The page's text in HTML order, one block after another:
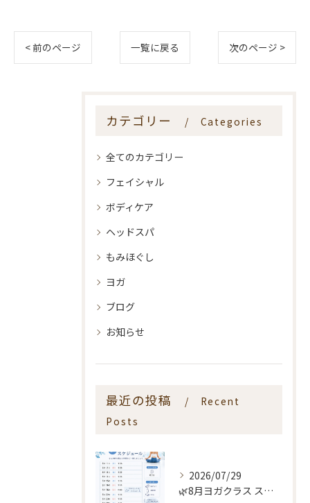
< 前のページ 一覧に戻る 次のページ >
カテゴリー Categories
全てのカテゴリー
フェイシャル
ボディケア
ヘッドスパ
もみほぐし
ヨガ
ブログ
お知らせ
最近の投稿
Recent
Posts
2026/07/29
🌿8月ヨガクラス スケジュールのお知らせ🌿